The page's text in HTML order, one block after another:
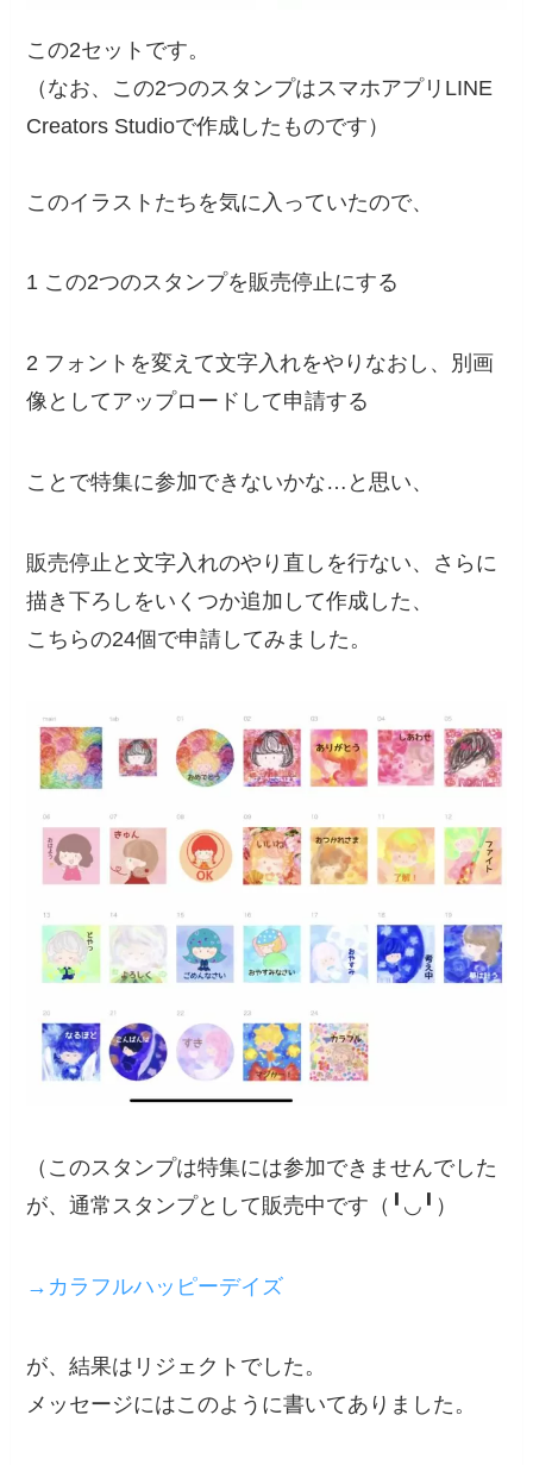
この2セットです。
（なお、この2つのスタンプはスマホアプリLINE
Creators Studioで作成したものです）
このイラストたちを気に入っていたので、
1 この2つのスタンプを販売停止にする
2 フォントを変えて文字入れをやりなおし、別画
像としてアップロードして申請する
ことで特集に参加できないかな…と思い、
販売停止と文字入れのやり直しを行ない、さらに
描き下ろしをいくつか追加して作成した、
こちらの24個で申請してみました。
（このスタンプは特集には参加できませんでした
が、通常スタンプとして販売中です（╹◡╹）
→カラフルハッピーデイズ
が、結果はリジェクトでした。
メッセージにはこのように書いてありました。